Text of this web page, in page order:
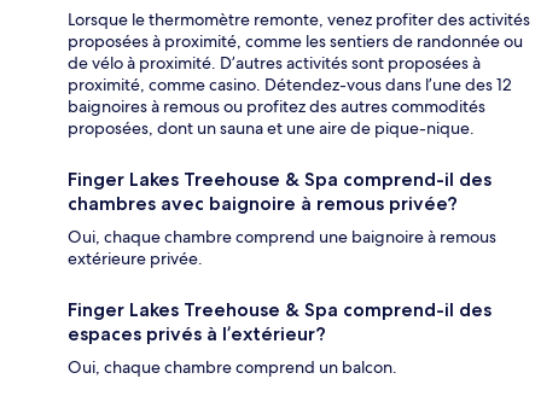
Lorsque le thermomètre remonte, venez profiter des activités
proposées à proximité, comme les sentiers de randonnée ou
de vélo à proximité. D’autres activités sont proposées à
proximité, comme casino. Détendez-vous dans l’une des 12
baignoires à remous ou profitez des autres commodités
proposées, dont un sauna et une aire de pique-nique.
Finger Lakes Treehouse & Spa comprend-il des
chambres avec baignoire à remous privée?
Oui, chaque chambre comprend une baignoire à remous
extérieure privée.
Finger Lakes Treehouse & Spa comprend-il des
espaces privés à l’extérieur?
Oui, chaque chambre comprend un balcon.